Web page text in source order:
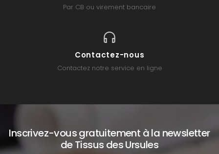
Par CB ou virement bancaire
Contactez-nous
Contactez notre service en ligne
Inscrivez-vous gratuitement à la newsletter
de Tissus des Ursules